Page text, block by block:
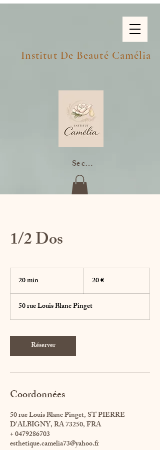
Institut De Beauté Camélia
Se connecter
1/2 Dos
20 min
0
m
i
n
20 €
50 rue Louis Blanc Pinget
Réserver
Coordonnées
50 rue Louis Blanc Pinget, ST PIERRE
D'ALBIGNY, RA 73250, FRA
+ 0479286703
esthetique.camelia73@yahoo.fr